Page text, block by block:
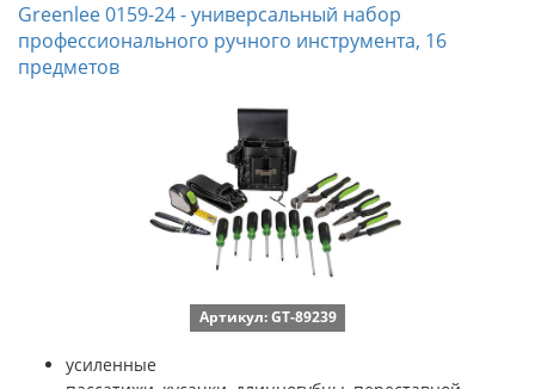
Greenlee 0159-24 - универсальный набор
профессионального ручного инструмента, 16
предметов
Артикул: GT-89239
усиленные